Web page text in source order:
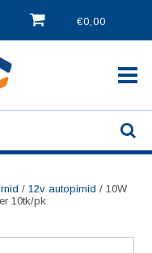
€0,00
/ 12v autopirnid / 10W
10tk/pk